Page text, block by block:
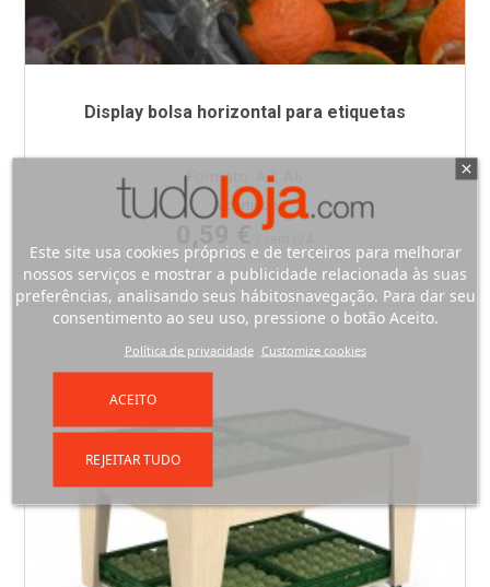
Display bolsa horizontal para etiquetas
Formato: A7, A6
Preço
A partir de
Este site usa cookies próprios e de terceiros para melhorar
nossos serviços e mostrar a publicidade relacionada às suas
preferências, analisando seus hábitosnavegação. Para dar seu
consentimento ao seu uso, pressione o botão Aceito.
Política de privacidade Customize cookies
REJEITAR TUDO
ACEITO